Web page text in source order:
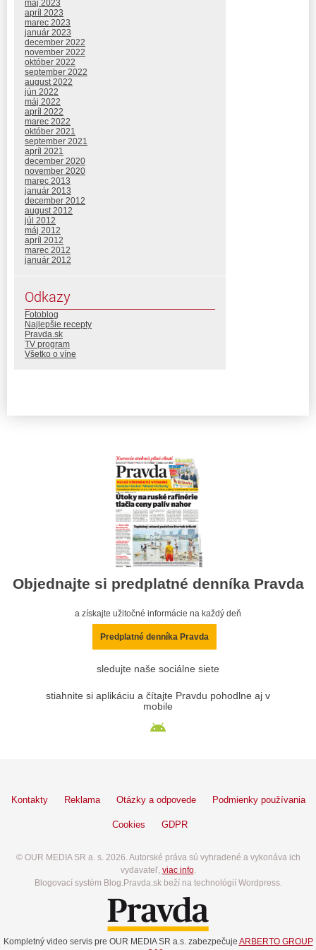
máj 2023
apríl 2023
marec 2023
január 2023
december 2022
november 2022
október 2022
september 2022
august 2022
jún 2022
máj 2022
apríl 2022
marec 2022
október 2021
september 2021
apríl 2021
december 2020
november 2020
marec 2013
január 2013
december 2012
august 2012
júl 2012
máj 2012
apríl 2012
marec 2012
január 2012
Odkazy
Fotoblog
Najlepšie recepty
Pravda.sk
TV program
Všetko o víne
Objednajte si predplatné denníka Pravda
a získajte užitočné informácie na každý deň
Predplatné denníka Pravda
sledujte naše sociálne siete
stiahnite si aplikáciu a čítajte Pravdu pohodlne aj v
mobile
Kontakty Reklama Otázky a odpovede Podmienky používania
Cookies GDPR
© OUR MEDIA SR a. s. 2026. Autorské práva sú vyhradené a vykonáva ich
vydavateľ, viac info.
Blogovací systém Blog.Pravda.sk beží na technológií Wordpress.
Kompletný video servis pre OUR MEDIA SR a.s. zabezpečuje ARBERTO GROUP